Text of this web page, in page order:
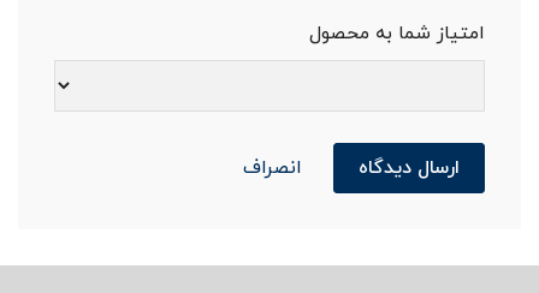
امتیاز شما به محصول
ارسال دیدگاه انصراف